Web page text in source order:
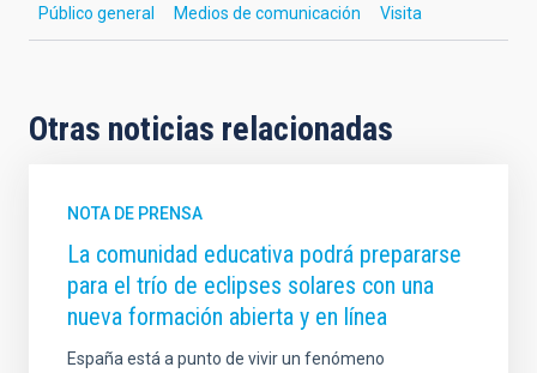
Público general Medios de comunicación Visita
Otras noticias relacionadas
NOTA DE PRENSA
La comunidad educativa podrá prepararse
para el trío de eclipses solares con una
nueva formación abierta y en línea
España está a punto de vivir un fenómeno